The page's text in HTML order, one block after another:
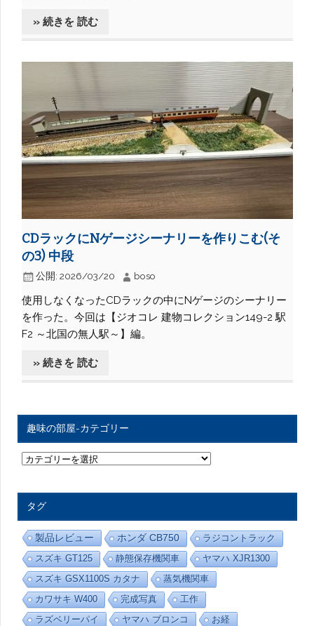
» 続きを 読む
CDラックにNゲージシーナリーを作りこむ(そ
の3) 中段
公開: 2026/03/20 boso
使用しなくなったCDラックの中にNゲージのシーナリー
を作った。今回は【ジオコレ 建物コレクション149-2 駅
F2 ～北国の無人駅～】編。
» 続きを 読む
趣味の部屋-カテゴリー
趣
味
屋
カ
テ
ゴ
リ
ー
タグ
製品レビュー ホンダ CB750
ラジコントラック
スズキ GT125
静態保存機関車
ヤマハ XJR1300
スズキ GSX1100S カタナ
蒸気機関車
カワサキ W400
完成写真
工作
ラズベリーパイ
ヤマハ ブロンコ お経